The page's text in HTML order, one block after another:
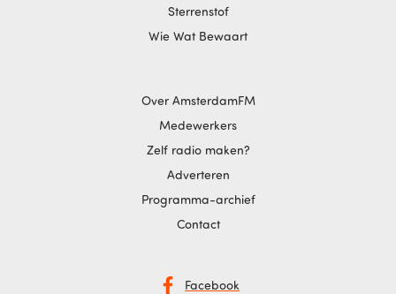
Sterrenstof
Wie Wat Bewaart
Over AmsterdamFM
Medewerkers
Zelf radio maken?
Adverteren
Programma-archief
Contact
Facebook